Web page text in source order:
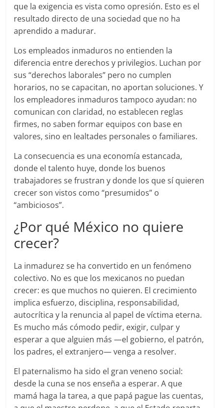
que la exigencia es vista como opresión. Esto es el
resultado directo de una sociedad que no ha
aprendido a madurar.
Los empleados inmaduros no entienden la
diferencia entre derechos y privilegios. Luchan por
sus “derechos laborales” pero no cumplen
horarios, no se capacitan, no aportan soluciones. Y
los empleadores inmaduros tampoco ayudan: no
comunican con claridad, no establecen reglas
firmes, no saben formar equipos con base en
valores, sino en lealtades personales o familiares.
La consecuencia es una economía estancada,
donde el talento huye, donde los buenos
trabajadores se frustran y donde los que sí quieren
crecer son vistos como “presumidos” o
“ambiciosos”.
¿Por qué México no quiere
crecer?
La inmadurez se ha convertido en un fenómeno
colectivo. No es que los mexicanos no puedan
crecer: es que muchos no quieren. El crecimiento
implica esfuerzo, disciplina, responsabilidad,
autocrítica y la renuncia al papel de víctima eterna.
Es mucho más cómodo pedir, exigir, culpar y
esperar a que alguien más —el gobierno, el patrón,
los padres, el extranjero— venga a resolver.
El paternalismo ha sido el gran veneno social:
desde la cuna se nos enseña a esperar. A que
mamá haga la tarea, a que papá pague las cuentas,